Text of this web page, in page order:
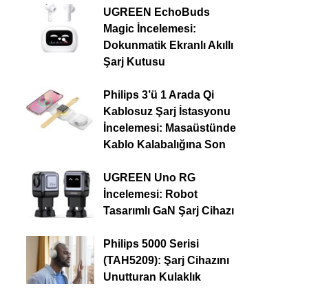
UGREEN EchoBuds
Magic İncelemesi:
Dokunmatik Ekranlı Akıllı
Şarj Kutusu
Philips 3’ü 1 Arada Qi
Kablosuz Şarj İstasyonu
İncelemesi: Masaüstünde
Kablo Kalabalığına Son
UGREEN Uno RG
İncelemesi: Robot
Tasarımlı GaN Şarj Cihazı
Philips 5000 Serisi
(TAH5209): Şarj Cihazını
Unutturan Kulaklık